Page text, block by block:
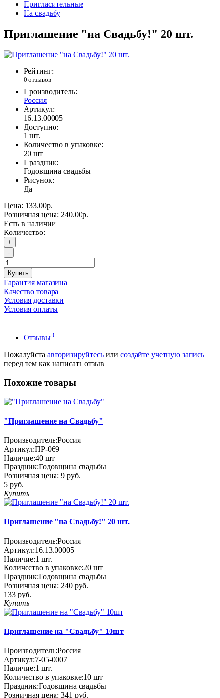
Пригласительные
На свадьбу
Приглашение "на Свадьбу!" 20 шт.
Рейтинг:
0 отзывов
Производитель:
Россия
Артикул:
16.13.00005
Доступно:
1 шт.
Количество в упаковке:
20 шт
Праздник:
Годовщина свадьбы
Рисунок:
Да
Цена: 133.00р.
Розничная цена: 240.00р.
Есть в наличии
Количество:
+
-
Купить
Гарантия магазина
Качество товара
Условия доставки
Условия оплаты
Отзывы 0
Пожалуйста авторизируйтесь или создайте учетную запись
перед тем как написать отзыв
Похожие товары
"Приглашение на Свадьбу"
Производитель:Россия
Артикул:ПР-069
Наличие:40 шт.
Праздник:Годовщина свадьбы
Розничная цена: 9 руб.
5 руб.
Купить
Приглашение "на Свадьбу!" 20 шт.
Производитель:Россия
Артикул:16.13.00005
Наличие:1 шт.
Количество в упаковке:20 шт
Праздник:Годовщина свадьбы
Розничная цена: 240 руб.
133 руб.
Купить
Приглашение на "Свадьбу" 10шт
Производитель:Россия
Артикул:7-05-0007
Наличие:1 шт.
Количество в упаковке:10 шт
Праздник:Годовщина свадьбы
Розничная цена: 341 руб.